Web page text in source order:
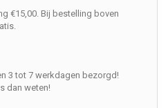
€15,00. Bij bestelling boven
3 tot 7 werkdagen bezorgd!
dan weten!